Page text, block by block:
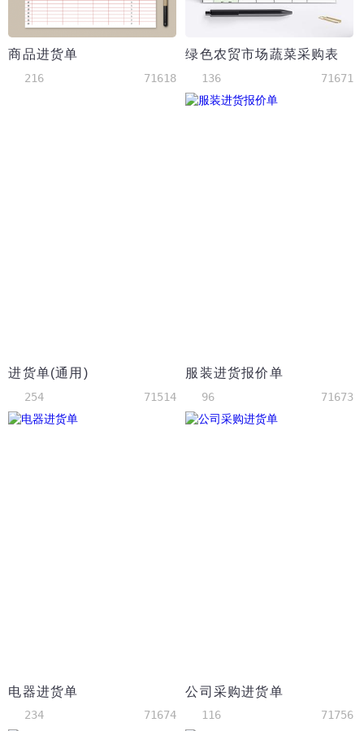
商品进货单
216 71618
绿色农贸市场蔬菜采购表
136 71671
进货单(通用)
254 71514
服装进货报价单
96 71673
电器进货单
234 71674
公司采购进货单
116 71756